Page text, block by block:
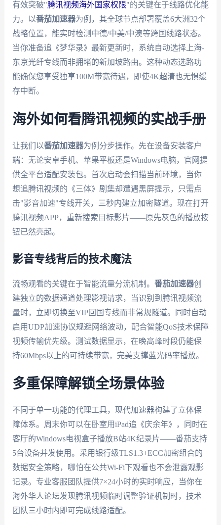
有效突破"腾讯视频海外国家权限"的关键在于线路优化能
力。以番茄加速器为例，其全球节点部署覆盖6大洲32个
战略位置，能实时检测中德/中美/中澳等跨国线路状态。
当你准备追《梦华录》最新更新时，系统自动选择上海-
东京光纤专线而非拥堵的新加坡路由。这种动态选路功
能确保您享受独享100M带宽待遇，即使4K超清也无惧缓
存中断。
海外如何看腾讯视频的实战手册
让我们以番茄加速器为例分步操作。先在设备安装客户
端：无论安卓手机、苹果平板还是Windows电脑，官网提
供全平台适配安装包。首次启动会扫描当前环境，当你
想追腾讯视频的《三体》剧集却遭遇黑屏提示，只需点
击"影音加速"专线开关，三秒内建立加密隧道。现在打开
腾讯视频APP，重新搜索目标影片——原先灰色的播放按
钮已然亮起。
影音专线背后的技术魔法
流畅观看的关键在于智能流量分流机制。 番茄加速器创
建独立的数据通道处理影视请求，当识别到腾讯视频流
量时，立即切换至VIP回国专线而非常规隧道。同时自动
启用UDP加速协议规避网络波动，配合智能QoS技术保障
视频传输优先级。测试数据显示，在晚高峰时段仍能保
持60Mbps以上的可持续带宽，完美支撑蓝光码率播放。
多重保障解锁全场景体验
不同于单一功能的代理工具，现代加速器构建了立体保
障体系。周末你可以在卧室用iPad追《庆余年》，同时在
客厅的Windows电视盒子播放B站4K纪录片——番茄支持
5台设备并发使用。采用银行级TLS1.3+ECC加密组合的
数据安全策略，哪怕在公共Wi-Fi下观看也不会泄露观影
记录。专业客服团队提供7×24小时的实时响应，当你在
海外华人论坛发现腾讯视频临时调整验证机制时，技术
团队三小时内即可完成线路适配。